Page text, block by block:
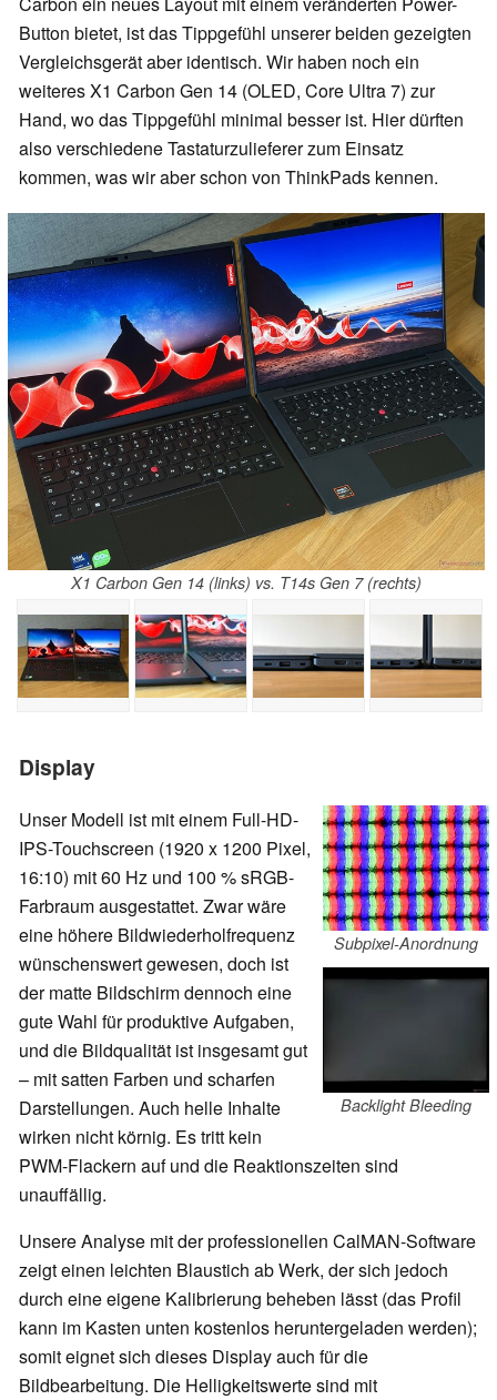
Button bietet, ist das Tippgefühl unserer beiden gezeigten
Vergleichsgerät aber identisch. Wir haben noch ein
weiteres X1 Carbon Gen 14 (OLED, Core Ultra 7) zur
Hand, wo das Tippgefühl minimal besser ist. Hier dürften
also verschiedene Tastaturzulieferer zum Einsatz
kommen, was wir aber schon von ThinkPads kennen.
X1 Carbon Gen 14 (links) vs. T14s Gen 7 (rechts)
Display
Subpixel-Anordnung
Backlight Bleeding
Unser Modell ist mit einem Full-HD-
IPS-Touchscreen (1920 x 1200 Pixel,
16:10) mit 60 Hz und 100 % sRGB-
Farbraum ausgestattet. Zwar wäre
eine höhere Bildwiederholfrequenz
wünschenswert gewesen, doch ist
der matte Bildschirm dennoch eine
gute Wahl für produktive Aufgaben,
und die Bildqualität ist insgesamt gut
– mit satten Farben und scharfen
Darstellungen. Auch helle Inhalte
wirken nicht körnig. Es tritt kein
PWM-Flackern auf und die Reaktionszeiten sind
unauffällig.
Unsere Analyse mit der professionellen CalMAN-Software
zeigt einen leichten Blaustich ab Werk, der sich jedoch
durch eine eigene Kalibrierung beheben lässt (das Profil
kann im Kasten unten kostenlos heruntergeladen werden);
somit eignet sich dieses Display auch für die
Bildbearbeitung. Die Helligkeitswerte sind mit